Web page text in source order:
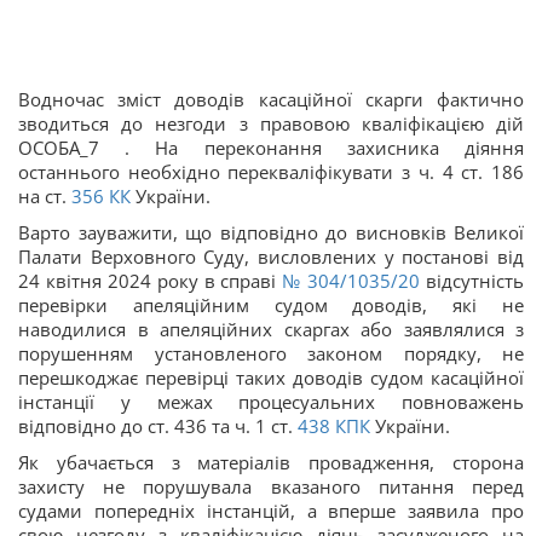
Водночас зміст доводів касаційної скарги фактично
зводиться до незгоди з правовою кваліфікацією дій
ОСОБА_7 . На переконання захисника діяння
останнього необхідно перекваліфікувати з ч. 4 ст. 186
на ст. 356 КК України.
Варто зауважити, що відповідно до висновків Великої
Палати Верховного Суду, висловлених у постанові від
24 квітня 2024 року в справі № 304/1035/20 відсутність
перевірки апеляційним судом доводів, які не
наводилися в апеляційних скаргах або заявлялися з
порушенням установленого законом порядку, не
перешкоджає перевірці таких доводів судом касаційної
інстанції у межах процесуальних повноважень
відповідно до ст. 436 та ч. 1 ст. 438 КПК України.
Як убачається з матеріалів провадження, сторона
захисту не порушувала вказаного питання перед
судами попередніх інстанцій, а вперше заявила про